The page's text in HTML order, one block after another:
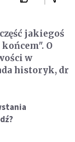
jakiegoś
O
w
historyk, dr